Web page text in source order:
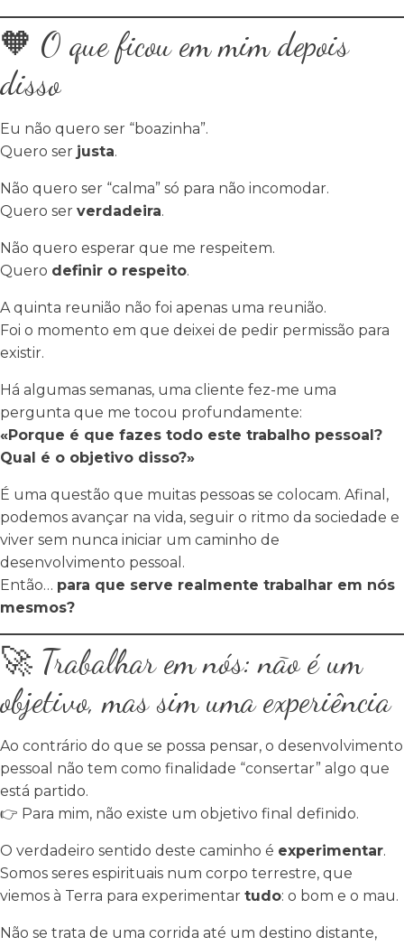
🧡 O que ficou em mim depois
disso
Eu não quero ser “boazinha”.
Quero ser justa.
Não quero ser “calma” só para não incomodar.
Quero ser verdadeira.
Não quero esperar que me respeitem.
Quero definir o respeito.
A quinta reunião não foi apenas uma reunião.
Foi o momento em que deixei de pedir permissão para
existir.
Há algumas semanas, uma cliente fez-me uma
pergunta que me tocou profundamente:
«Porque é que fazes todo este trabalho pessoal?
Qual é o objetivo disso?»
É uma questão que muitas pessoas se colocam. Afinal,
podemos avançar na vida, seguir o ritmo da sociedade e
viver sem nunca iniciar um caminho de
desenvolvimento pessoal.
Então… para que serve realmente trabalhar em nós
mesmos?
🚀 Trabalhar em nós: não é um
objetivo, mas sim uma experiência
Ao contrário do que se possa pensar, o desenvolvimento
pessoal não tem como finalidade “consertar” algo que
está partido.
👉 Para mim, não existe um objetivo final definido.
O verdadeiro sentido deste caminho é experimentar.
Somos seres espirituais num corpo terrestre, que
viemos à Terra para experimentar tudo: o bom e o mau.
Não se trata de uma corrida até um destino distante,